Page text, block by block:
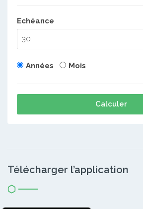
Echéance
Années Mois
Calculer
Télécharger l’application